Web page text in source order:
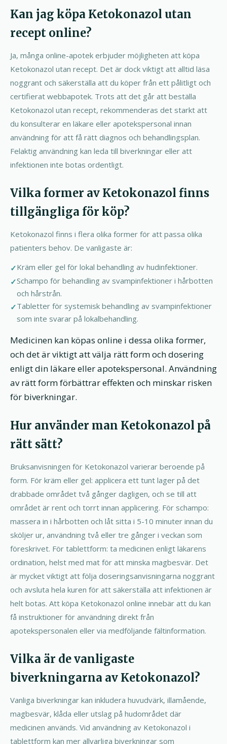
Kan jag köpa Ketokonazol utan
recept online?
Ja, många online-apotek erbjuder möjligheten att köpa
Ketokonazol utan recept. Det är dock viktigt att alltid läsa
noggrant och säkerställa att du köper från ett pålitligt och
certifierat webbapotek. Trots att det går att beställa
Ketokonazol utan recept, rekommenderas det starkt att
du konsulterar en läkare eller apotekspersonal innan
användning för att få rätt diagnos och behandlingsplan.
Felaktig användning kan leda till biverkningar eller att
infektionen inte botas ordentligt.
Vilka former av Ketokonazol finns
tillgängliga för köp?
Ketokonazol finns i flera olika former för att passa olika
patienters behov. De vanligaste är:
Kräm eller gel för lokal behandling av hudinfektioner.
Schampo för behandling av svampinfektioner i hårbotten
och hårstrån.
Tabletter för systemisk behandling av svampinfektioner
som inte svarar på lokalbehandling.
Medicinen kan köpas online i dessa olika former,
och det är viktigt att välja rätt form och dosering
enligt din läkare eller apotekspersonal. Användning
av rätt form förbättrar effekten och minskar risken
för biverkningar.
Hur använder man Ketokonazol på
rätt sätt?
Bruksanvisningen för Ketokonazol varierar beroende på
form. För kräm eller gel: applicera ett tunt lager på det
drabbade området två gånger dagligen, och se till att
området är rent och torrt innan applicering. För schampo:
massera in i hårbotten och låt sitta i 5-10 minuter innan du
sköljer ur, användning två eller tre gånger i veckan som
föreskrivet. För tablettform: ta medicinen enligt läkarens
ordination, helst med mat för att minska magbesvär. Det
är mycket viktigt att följa doseringsanvisningarna noggrant
och avsluta hela kuren för att säkerställa att infektionen är
helt botas. Att köpa Ketokonazol online innebär att du kan
få instruktioner för användning direkt från
apotekspersonalen eller via medföljande fältinformation.
Vilka är de vanligaste
biverkningarna av Ketokonazol?
Vanliga biverkningar kan inkludera huvudvärk, illamående,
magbesvär, klåda eller utslag på hudområdet där
medicinen används. Vid användning av Ketokonazol i
tablettform kan mer allvarliga biverkningar som